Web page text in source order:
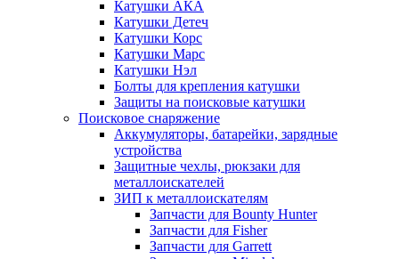
Катушки АКА
Катушки Детеч
Катушки Корс
Катушки Марс
Катушки Нэл
Болты для крепления катушки
Защиты на поисковые катушки
Поисковое снаряжение
Аккумуляторы, батарейки, зарядные
устройства
Защитные чехлы, рюкзаки для
металлоискателей
ЗИП к металлоискателям
Запчасти для Bounty Hunter
Запчасти для Fisher
Запчасти для Garrett